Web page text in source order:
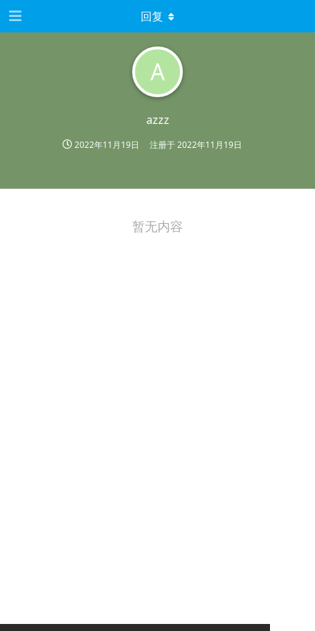
A
azzz
2022年11月19日 注册于2022年11月19日
回复
暂无内容